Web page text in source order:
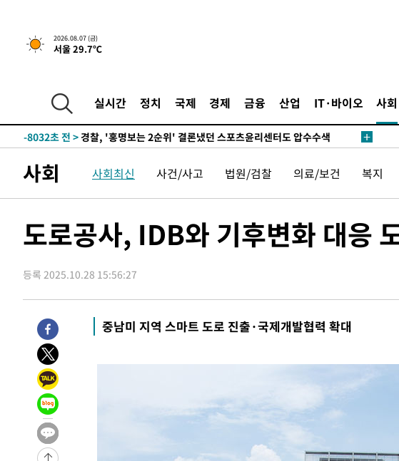
2026.08.07 (금)
서울 29.7℃
실시간 정치 국제 경제 금융 산업 IT·바이오 사회
7시간 전 >내일까지 39도 '펄펄'…기상청 "태풍 지나며 폭염 잠시 꺾인다"
-9347초 전 >
축구협회, 15년 전 심판 성 접대 파문에 "현재는 내부 지침 준수"
1시간 전 >[속보]합참 "北 발사체는 단거리탄도미사일…감시·경계태세 강화"
2시간 전 > [속보] SKT, 에이닷 서비스 장애 발생…"원인 파악 중"
2시간 전 >[속보]합참 "북, 동해상으로 미상 발사체 발사"
'낮 최고 39도' 불볕더위…한밤 열대야도 계속[내일날씨]
2시간 전 >[속보]7~9일 프로야구 3연전도 폭염 취소…11일 재개
2시간 전 >'월드컵 탈락 후폭풍' 축구협회…초유의 압수수색에 '충격·당황'
2시간 전 >서울 낮 37.9도, 올여름 최고치 경신…영등포 순간 '40도'
2시간 전 >
[속보]종합특검, 대검 추가 압수수색…내란 중요임무종사 혐의
4시간 전 >
[속보]코스닥, 800p 회복…0.26% 오른 801.67 마감
4시간 전 >
4시간 전 >
4시간 전 >
"여기 떨어졌다"…다누리, 스페이스X 로켓 달 충돌 흔적 포착
5시간 전 >
손흥민, 5경기 연속골 실패…LAFC는 승부차기 끝 과달라하라 격파
7시간 전 >
사회 사회최신 사건/사고 법원/검찰 의료/보건 복지
도로공사, IDB와 기후변화 대응
등록 2025.10.28 15:56:27
중남미 지역 스마트 도로 진출·국제개발협력 확대